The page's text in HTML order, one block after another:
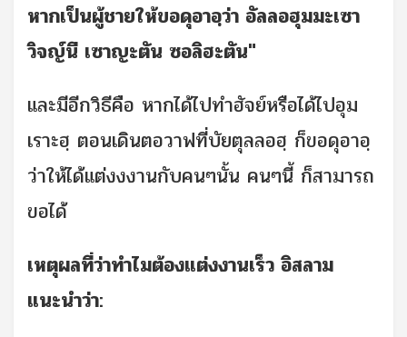
หากเป็นผู้ชายให้ขอดุอาอฺว่า อัลลอฮุมมะเซา
วิจญ์นี เซาญะตัน ซอลิฮะตัน"
และมีอีกวิธีคือ หากได้ไปทำฮัจย์หรือได้ไปอุม
เราะฮฺ ตอนเดินตอวาฟที่บัยตุลลอฮฺ ก็ขอดุอาอฺ
ว่าให้ได้แต่งงงานกับคนๆนั้น คนๆนี้ ก็สามารถ
ขอได้
เหตุผลที่ว่าทำไมต้องแต่งงานเร็ว อิสลาม
แนะนำว่า: